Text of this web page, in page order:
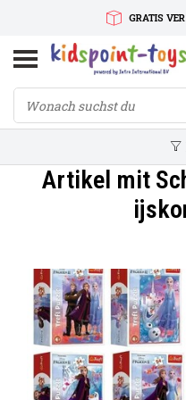
GRATIS
Artikel mit